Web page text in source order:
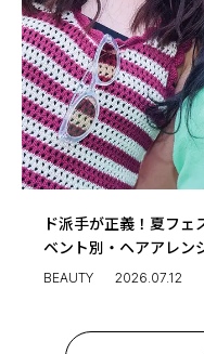
ド派手が正義！夏フ
ベント別・ヘアアレン
BEAUTY 2026.07.12